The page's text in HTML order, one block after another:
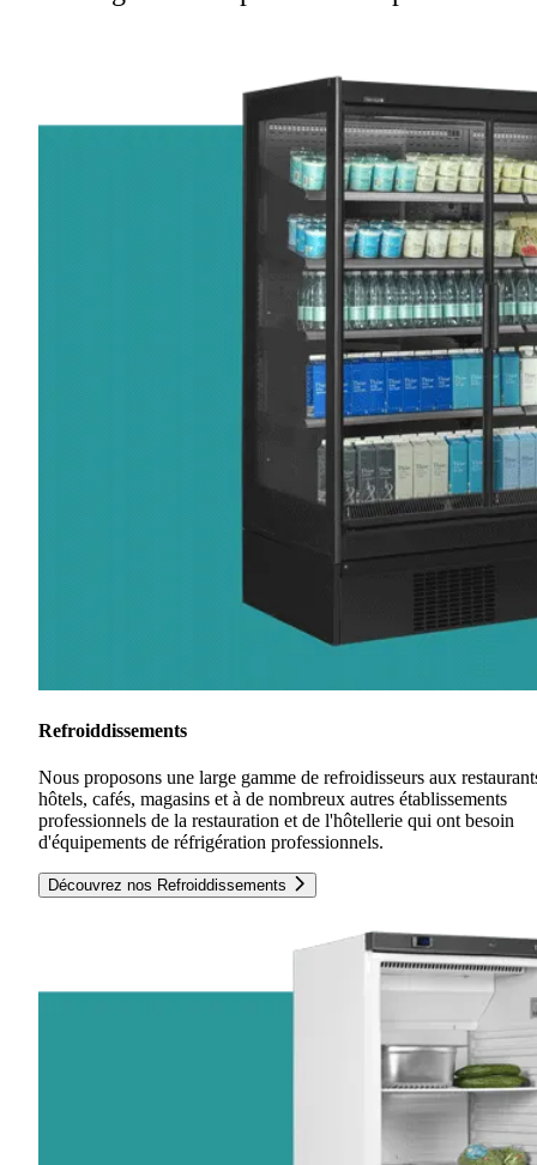
Refroiddissements
Nous proposons une large gamme de refroidisseurs aux
hôtels, cafés, magasins et à de nombreux autres établissements
professionnels de la restauration et de l'hôtellerie qui ont besoin
d'équipements de réfrigération professionnels.
Découvrez nos Refroiddissements